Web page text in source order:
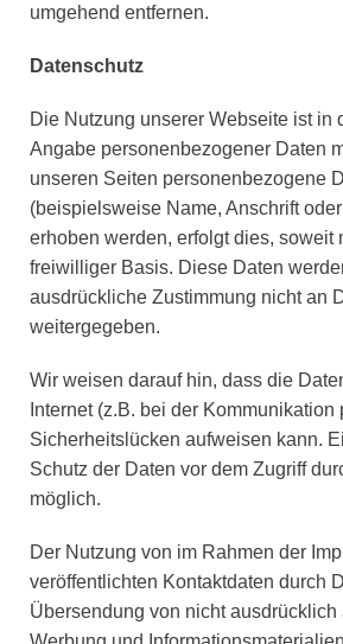
umgehend entfernen.
Datenschutz
Die Nutzung unserer Webseite ist in
Angabe personenbezogener Daten
unseren Seiten personenbezogene
(beispielsweise Name, Anschrift
erhoben werden, erfolgt dies, soweit
freiwilliger Basis. Diese Daten
ausdrückliche Zustimmung nicht an
weitergegeben.
Wir weisen darauf hin, dass die
Internet (z.B. bei der Kommunikation
Sicherheitslücken aufweisen kann.
Schutz der Daten vor dem Zugriff
möglich.
Der Nutzung von im Rahmen der
veröffentlichten Kontaktdaten durch
Übersendung von nicht ausdrücklich